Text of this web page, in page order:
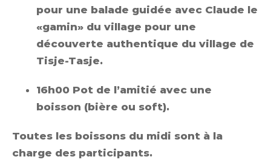
pour une balade guidée avec Claude le
«gamin» du village pour une
découverte authentique du village de
Tisje-Tasje.
16h00 Pot de l’amitié avec une
boisson (bière ou soft).
Toutes les boissons du midi sont à la
charge des participants.